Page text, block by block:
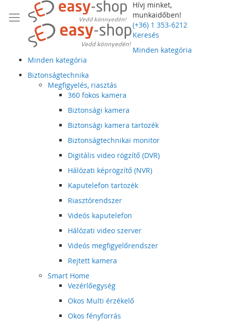
Hívj minket,
munkaidőben!
(+36) 1 353-6212
Keresés
Minden kategória
Minden kategória
Biztonságtechnika
Megfigyelés, riasztás
360 fokos kamera
Biztonsági kamera
Biztonsági kamera tartozék
Biztonságtechnikai monitor
Digitális video rögzítő (DVR)
Hálózati képrögzítő (NVR)
Kaputelefon tartozék
Riasztórendszer
Videós kaputelefon
Hálózati video szerver
Videós megfigyelőrendszer
Rejtett kamera
Smart Home
Vezérlőegység
Okos Multi érzékelő
Okos fényforrás